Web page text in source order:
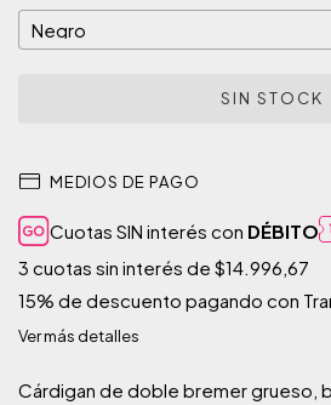
MEDIOS DE PAGO
Cuotas SIN interés con DÉBITO
3 cuotas sin interés de $14.996,67
15% de descuento pagando con
Ver más detalles
Cárdigan de doble bremer grueso,